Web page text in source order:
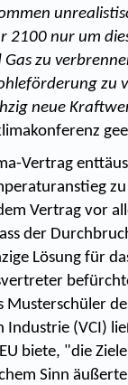
2100 nur um
zu
zu
neue
Vertrag
Vertrag vor
der
Lösung für
(VCI)
biete, "die
Sinn